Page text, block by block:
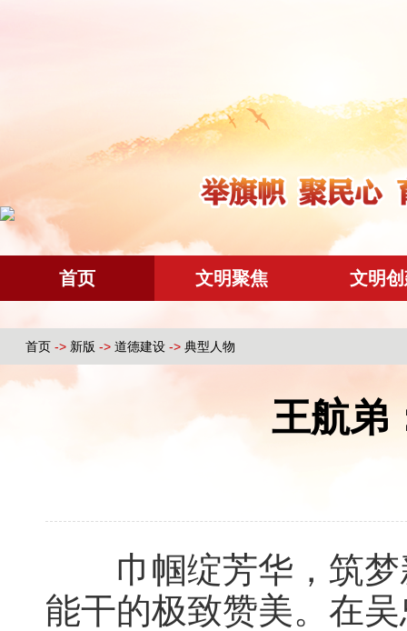
首页 文明聚焦 文明
首页 -> 新版 -> 道德建设 -> 典型人物
王航弟
巾帼绽芳华，筑梦
能干的极致赞美。在